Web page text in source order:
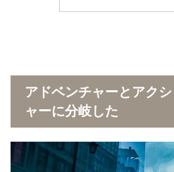
アドベンチャーとアク
ャーに分岐した